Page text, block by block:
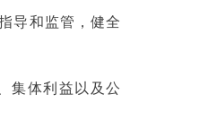
导和监管，健全
集体利益以及公